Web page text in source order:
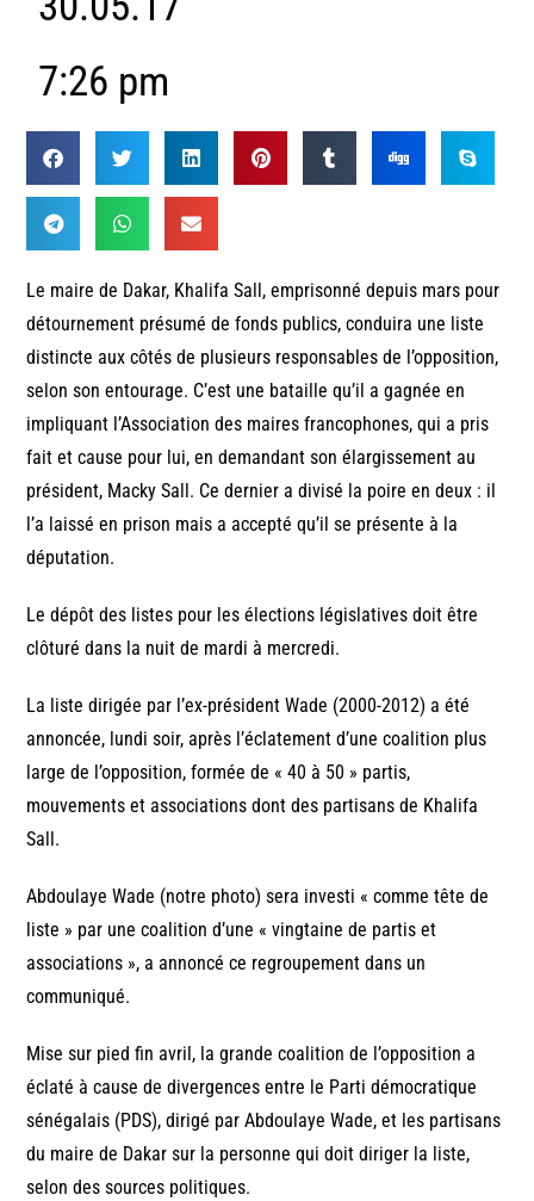
7:26 pm
Le maire de Dakar, Khalifa Sall, emprisonné depuis mars pour
détournement présumé de fonds publics, conduira une liste
distincte aux côtés de plusieurs responsables de l’opposition,
selon son entourage. C’est une bataille qu’il a gagnée en
impliquant l’Association des maires francophones, qui a pris
fait et cause pour lui, en demandant son élargissement au
président, Macky Sall. Ce dernier a divisé la poire en deux : il
l’a laissé en prison mais a accepté qu’il se présente à la
députation.
Le dépôt des listes pour les élections législatives doit être
clôturé dans la nuit de mardi à mercredi.
La liste dirigée par l’ex-président Wade (2000-2012) a été
annoncée, lundi soir, après l’éclatement d’une coalition plus
large de l’opposition, formée de « 40 à 50 » partis,
mouvements et associations dont des partisans de Khalifa
Sall.
Abdoulaye Wade (notre photo) sera investi « comme tête de
liste » par une coalition d’une « vingtaine de partis et
associations », a annoncé ce regroupement dans un
communiqué.
Mise sur pied fin avril, la grande coalition de l’opposition a
éclaté à cause de divergences entre le Parti démocratique
sénégalais (PDS), dirigé par Abdoulaye Wade, et les partisans
du maire de Dakar sur la personne qui doit diriger la liste,
selon des sources politiques.